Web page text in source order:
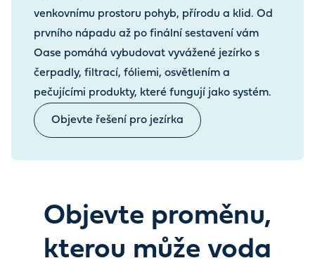
venkovnímu prostoru pohyb, přírodu a klid. Od
prvního nápadu až po finální sestavení vám
Oase pomáhá vybudovat vyvážené jezírko s
čerpadly, filtrací, fóliemi, osvětlením a
pečujícími produkty, které fungují jako systém.
Objevte řešení pro jezírka
Objevte proměnu,
kterou může voda